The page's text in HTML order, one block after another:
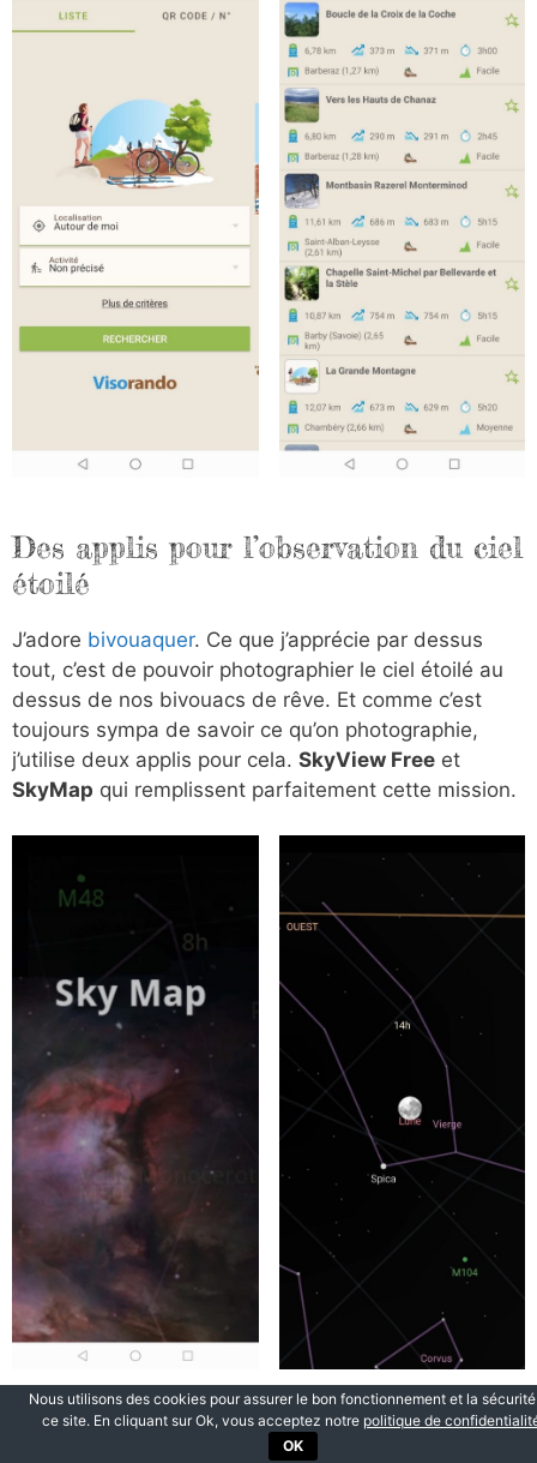
Des applis pour l’observation du ciel
étoilé
J’adore bivouaquer. Ce que j’apprécie par dessus
tout, c’est de pouvoir photographier le ciel étoilé au
dessus de nos bivouacs de rêve. Et comme c’est
toujours sympa de savoir ce qu’on photographie,
j’utilise deux applis pour cela. SkyView Free et
SkyMap qui remplissent parfaitement cette mission.
Trouver un spot pour une nuit en
Nous utilisons des cookies pour assurer le bon fonctionnement et la
ce site. En cliquant sur Ok, vous acceptez notre politique de
OK